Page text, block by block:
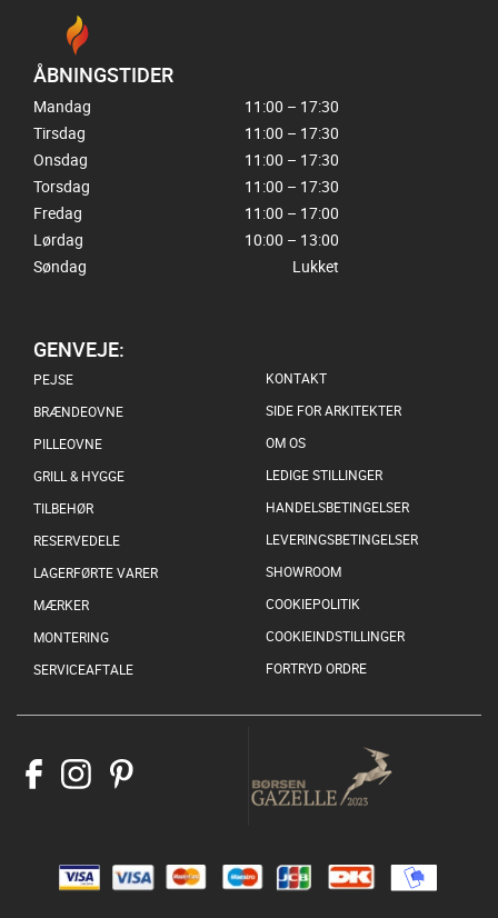
ÅBNINGSTIDER
Mandag
11:00 – 17:30
Tirsdag
11:00 – 17:30
Onsdag
11:00 – 17:30
Torsdag
11:00 – 17:30
Fredag
11:00 – 17:00
Lørdag
10:00 – 13:00
Søndag
Lukket
GENVEJE:
PEJSE
BRÆNDEOVNE
PILLEOVNE
GRILL & HYGGE
TILBEHØR
RESERVEDELE
LAGERFØRTE VARER
MÆRKER
MONTERING
SERVICEAFTALE
KONTAKT
SIDE FOR ARKITEKTER
OM OS
LEDIGE STILLINGER
HANDELSBETINGELSER
LEVERINGSBETINGELSER
SHOWROOM
COOKIEPOLITIK
COOKIEINDSTILLINGER
FORTRYD ORDRE